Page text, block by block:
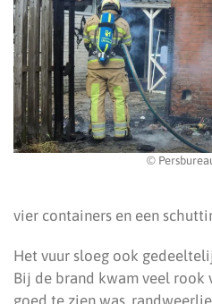
©
vier containers en een
Het vuur sloeg ook
Bij de brand kwam veel rook